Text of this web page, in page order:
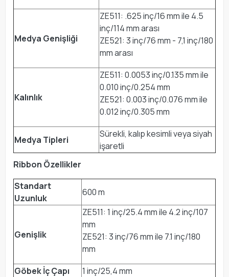
Medya Genişliği
ZE511: .625 inç/16 mm ile 4.5
inç/114 mm arası
ZE521: 3 inç/76 mm - 7,1 inç/180
mm arası
Kalınlık
ZE511: 0.0053 inç/0.135 mm ile
0.010 inç/0.254 mm
ZE521: 0.003 inç/0.076 mm ile
0.012 inç/0.305 mm
Medya Tipleri
Sürekli, kalıp kesimli veya siyah
işaretli
Ribbon Özellikler
Standart
Uzunluk
600 m
Genişlik
ZE511: 1 inç/25.4 mm ile 4.2 inç/107
mm
ZE521: 3 inç/76 mm ile 7.1 inç/180
mm
Göbek İç Çapı
1 inç/25,4 mm